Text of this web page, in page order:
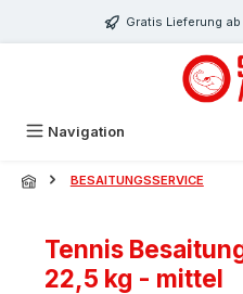
Zum Hauptinhalt springen
Gratis Lieferung
Navigation
BESAITUNGSSERVICE
Tennis
22,5 kg - mittel